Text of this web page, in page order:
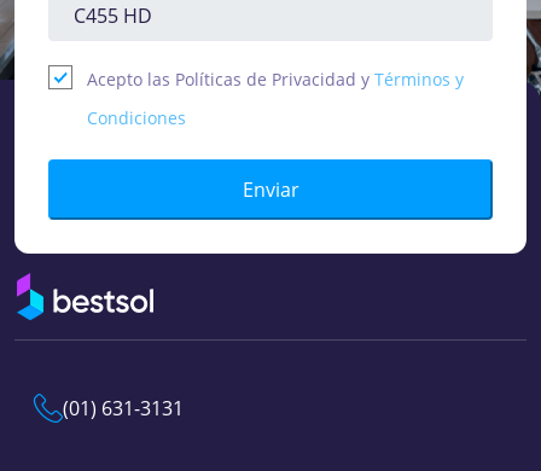
Acepto las Políticas de Privacidad y Términos y
Condiciones
Enviar
(01) 631-3131